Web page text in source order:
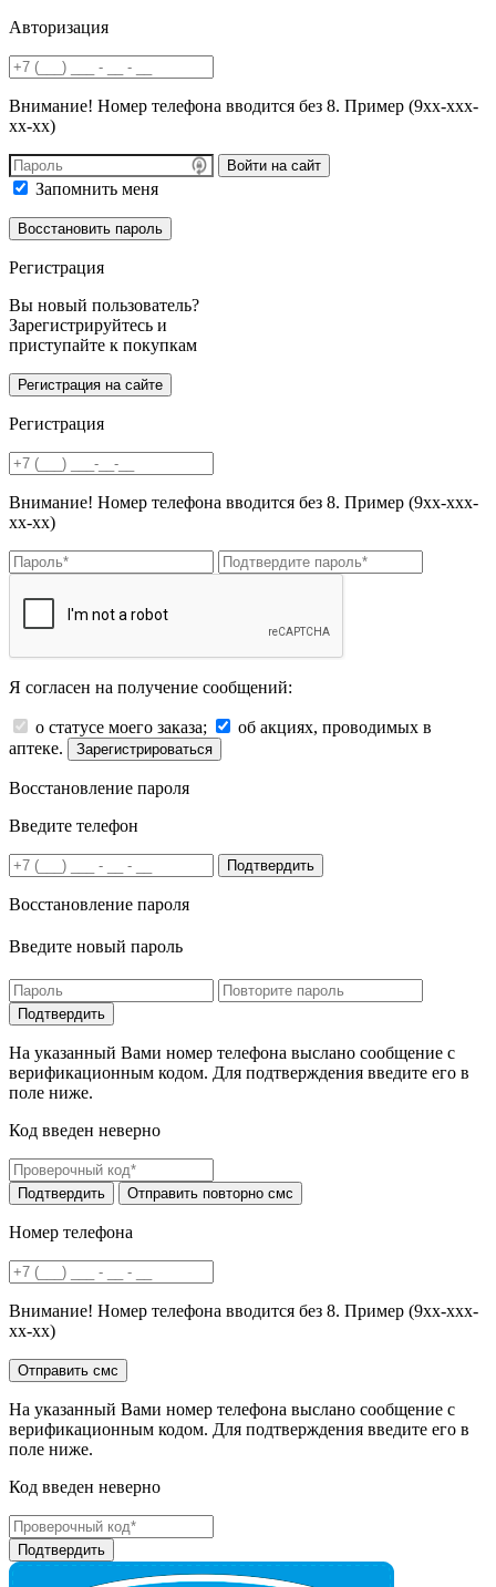
Авторизация
Внимание! Номер телефона вводится без 8. Пример (9хх-ххх-
хх-хх)
Войти на сайт
Запомнить меня
Регистрация
Вы новый пользователь?
Зарегистрируйтесь и
приступайте к покупкам
Регистрация
Внимание! Номер телефона вводится без 8. Пример (9хх-ххх-
хх-хх)
Я согласен на получение сообщений:
о статусе моего заказа;
об акциях, проводимых в
аптеке.
Зарегистрироваться
Восстановление пароля
Введите телефон
Подтвердить
Восстановление пароля
Введите новый пароль
На указанный Вами номер телефона выслано сообщение с
верификационным кодом. Для подтверждения введите его в
поле ниже.
Код введен неверно
Номер телефона
Внимание! Номер телефона вводится без 8. Пример (9хх-ххх-
хх-хх)
На указанный Вами номер телефона выслано сообщение с
верификационным кодом. Для подтверждения введите его в
поле ниже.
Код введен неверно